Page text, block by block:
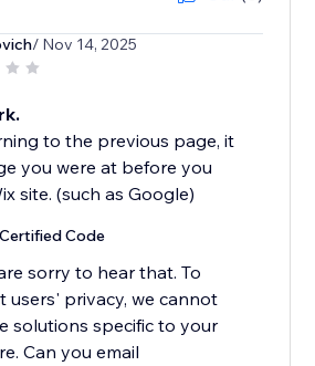
/ Nov 14, 2025
to the previous page, it
you were at before you
site. (such as Google)
Code
sorry to hear that. To
users' privacy, we cannot
solutions specific to your
Can you email